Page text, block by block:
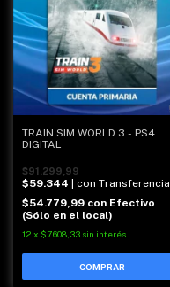
TRAIN SIM WORLD 3 - PS4
DIGITAL
$91.299,99
$59.344 | con Transferencia
$54.779,99 con Efectivo
(Sólo en el local)
12 x $7.608,33 sin interés